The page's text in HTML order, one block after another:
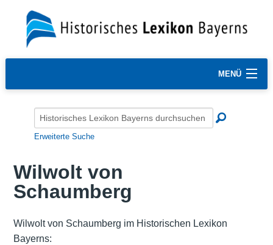
MENÜ
Erweiterte Suche
Wilwolt von
Schaumberg
Wilwolt von Schaumberg im Historischen Lexikon
Bayerns: